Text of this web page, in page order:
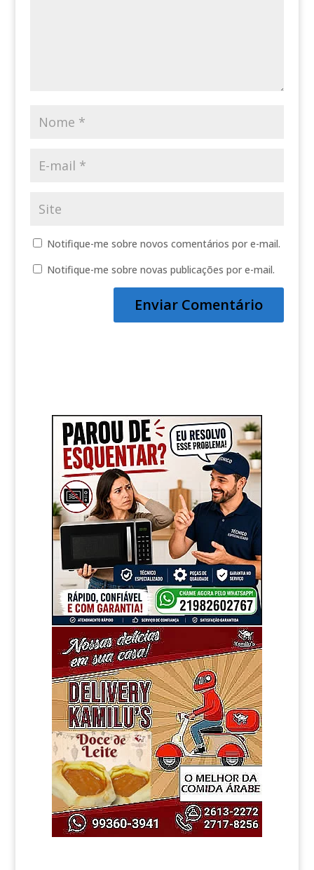
Notifique-me sobre novos comentários por e-mail.
Notifique-me sobre novas publicações por e-mail.